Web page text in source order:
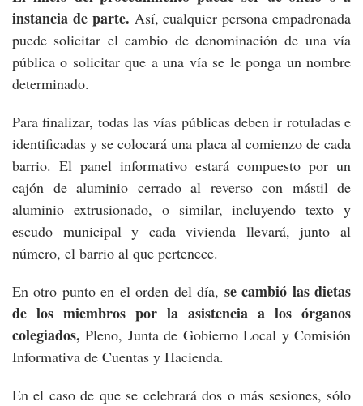
instancia de parte. Así, cualquier persona empadronada
puede solicitar el cambio de denominación de una vía
pública o solicitar que a una vía se le ponga un nombre
determinado.
Para finalizar, todas las vías públicas deben ir rotuladas e
identificadas y se colocará una placa al comienzo de cada
barrio. El panel informativo estará compuesto por un
cajón de aluminio cerrado al reverso con mástil de
aluminio extrusionado, o similar, incluyendo texto y
escudo municipal y cada vivienda llevará, junto al
número, el barrio al que pertenece.
En otro punto en el orden del día, se cambió las dietas
de los miembros por la asistencia a los órganos
colegiados,Pleno, Junta de Gobierno Local y Comisión
Informativa de Cuentas y Hacienda.
En el caso de que se celebrará dos o más sesiones, sólo